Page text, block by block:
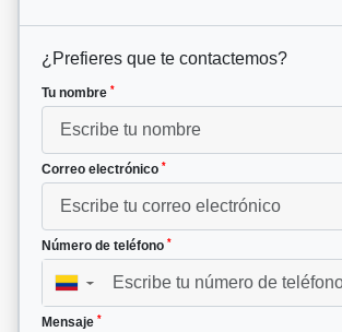
¿Prefieres que te contactemos?
Tu nombre *
Correo electrónico *
Número de teléfono *
▼
Mensaje *